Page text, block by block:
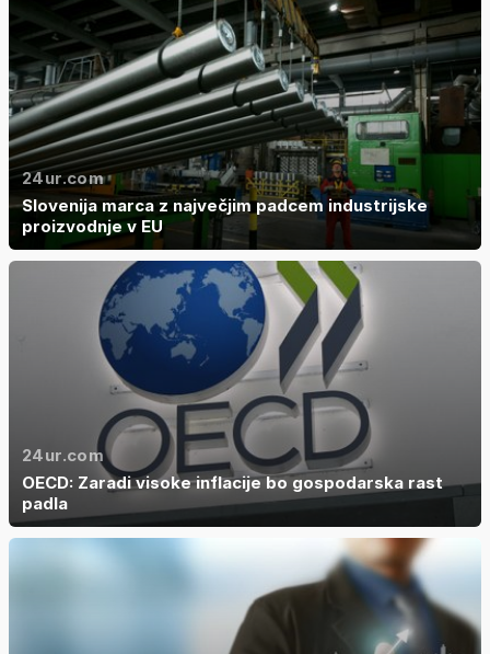
24ur.com
Slovenija marca z največjim padcem industrijske
proizvodnje v EU
24ur.com
OECD: Zaradi visoke inflacije bo gospodarska rast
padla